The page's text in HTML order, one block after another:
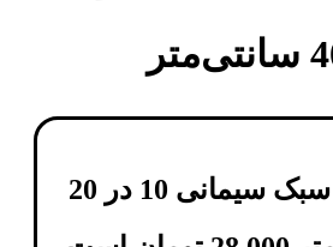
قیمت بلوک سبک سیمانی 10 در 20